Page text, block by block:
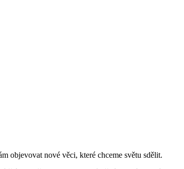
objevovat nové věci, které chceme světu sdělit.